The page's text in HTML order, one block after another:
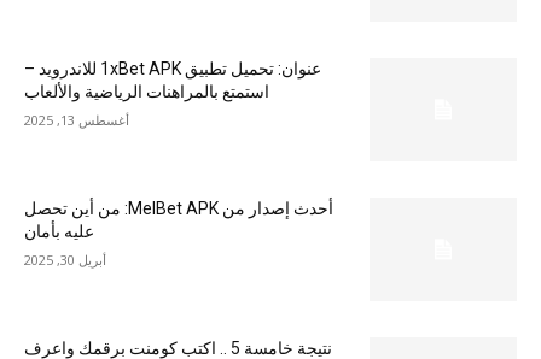
عنوان: تحميل تطبيق 1xBet APK للاندرويد –
استمتع بالمراهنات الرياضية والألعاب
أغسطس 13, 2025
أحدث إصدار من MelBet APK: من أين تحصل
عليه بأمان
أبريل 30, 2025
نتيجة خامسة 5 .. اكتب كومنت برقمك واعرف